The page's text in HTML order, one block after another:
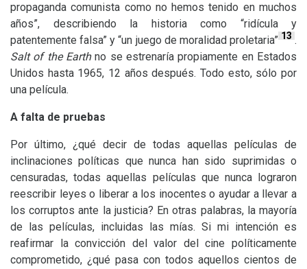
propaganda comunista como no hemos tenido en muchos
años”, describiendo la historia como “ridícula y
patentemente falsa” y “un juego de moralidad proletaria” 13 .
Salt of the Earthno se estrenaría propiamente en Estados
Unidos hasta 1965, 12 años después. Todo esto, sólo por
una película.
A falta de pruebas
Por último, ¿qué decir de todas aquellas películas de
inclinaciones políticas que nunca han sido suprimidas o
censuradas, todas aquellas películas que nunca lograron
reescribir leyes o liberar a los inocentes o ayudar a llevar a
los corruptos ante la justicia? En otras palabras, la mayoría
de las películas, incluidas las mías. Si mi intención es
reafirmar la convicción del valor del cine políticamente
comprometido, ¿qué pasa con todos aquellos cientos de